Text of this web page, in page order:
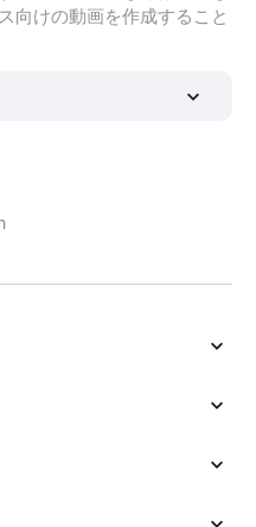
ー生成
向けの動画を作成すること